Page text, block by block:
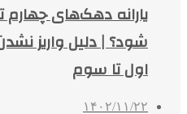
یارانه دهک‌های چهارم
شود؟ | دلیل واریز
اول تا سوم
۱۴۰۲/۱۱/۲۲